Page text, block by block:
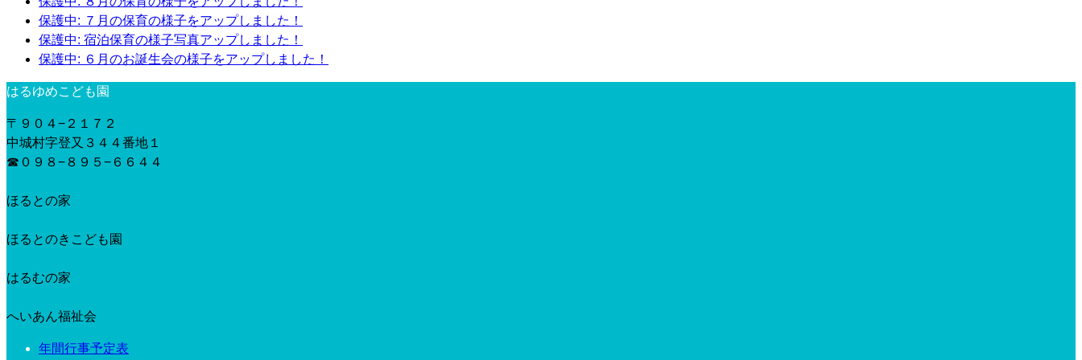
保護中: ７月の保育の様子をアップしました！
保護中: 宿泊保育の様子写真アップしました！
保護中: ６月のお誕生会の様子をアップしました！
はるゆめこども園
〒９０４−２１７２
中城村字登又３４４番地１
☎︎０９８−８９５−６６４４
ほるとの家
ほるとのきこども園
はるむの家
へいあん福祉会
年間行事予定表